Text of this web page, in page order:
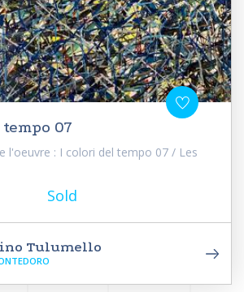
07
l'oeuvre : I colori del tempo 07 / Les
Sold
Tulumello